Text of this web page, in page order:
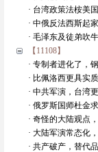
· 台湾政策法桉美
· 中俄反法西斯起
· 毛泽东及徒弟吹
【11108】
· 专制者进化了，
· 比佩洛西更具实
· 中共军演，台湾
· 俄罗斯国师杜金
· 奇怪的大陆观点
· 大陆军演常态化
· 共产破产，替代